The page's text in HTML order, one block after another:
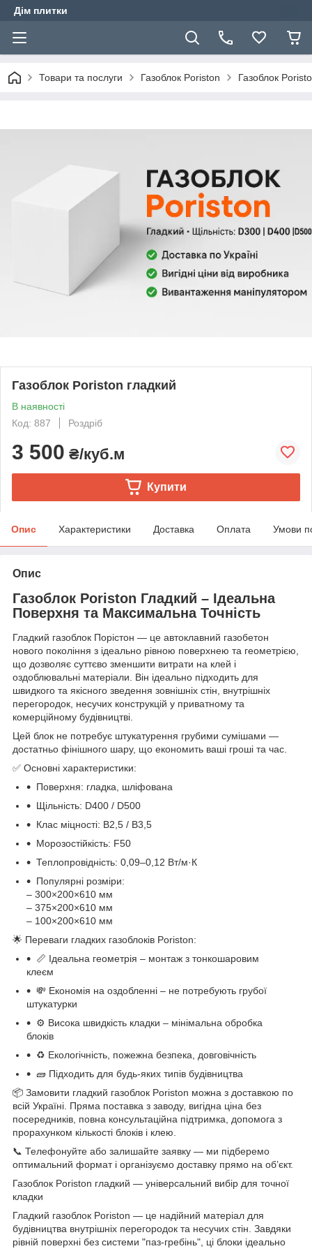
Дім плитки
Товари та послуги Газоблок Poriston Газоблок
Газоблок Poriston гладкий
В наявності
Код: 887
Роздріб
3 500 ₴/куб.м
Купити
Опис Характеристики Доставка Оплата Умови
Опис
Газоблок Poriston Гладкий – Ідеальна
Поверхня та Максимальна Точність
Гладкий газоблок Порістон — це автоклавний газобетон
нового покоління з ідеально рівною поверхнею та геометрією,
що дозволяє суттєво зменшити витрати на клей і
оздоблювальні матеріали. Він ідеально підходить для
швидкого та якісного зведення зовнішніх стін, внутрішніх
перегородок, несучих конструкцій у приватному та
комерційному будівництві.
Цей блок не потребує штукатурення грубими сумішами —
достатньо фінішного шару, що економить ваші гроші та час.
✅ Основні характеристики:
Поверхня: гладка, шліфована
Щільність: D400 / D500
Клас міцності: В2,5 / В3,5
Морозостійкість: F50
Теплопровідність: 0,09–0,12 Вт/м·К
Популярні розміри:
– 300×200×610 мм
– 375×200×610 мм
– 100×200×610 мм
🌟 Переваги гладких газоблоків Poriston:
📏 Ідеальна геометрія – монтаж з тонкошаровим
клеєм
💸 Економія на оздобленні – не потребують грубої
штукатурки
⚙️ Висока швидкість кладки – мінімальна обробка
блоків
♻️ Екологічність, пожежна безпека, довговічність
🧱 Підходить для будь-яких типів будівництва
📦 Замовити гладкий газоблок Poriston можна з доставкою по
всій Україні. Пряма поставка з заводу, вигідна ціна без
посередників, повна консультаційна підтримка, допомога з
прорахунком кількості блоків і клею.
📞 Телефонуйте або залишайте заявку — ми підберемо
оптимальний формат і організуємо доставку прямо на об’єкт.
Газоблок Poriston гладкий — універсальний вибір для точної
кладки
Гладкий газоблок Poriston — це надійний матеріал для
будівництва внутрішніх перегородок та несучих стін. Завдяки
рівній поверхні без системи "паз-гребінь", ці блоки ідеально